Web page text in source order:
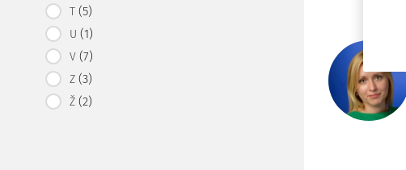
T (5)
U (1)
V (7)
Z (3)
Ž (2)